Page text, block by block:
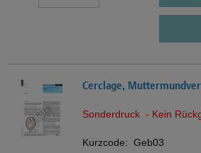
Cerclage,
Sonderdruck - Kein
Kurzcode: Geb03